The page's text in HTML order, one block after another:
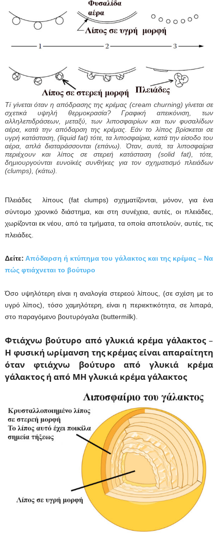
Τί γίνεται όταν η απόδρασης της κρέμας (cream churning) γίνεται σε
σχετικά υψηλή θερμοκρασία? Γραφική απεικόνιση, των
αλληλεπιδράσεων, μεταξύ, των λιποσφαιρίων και των φυσαλίδων
αέρα, κατά την απόδαρση της κρέμας. Εάν το λίπος βρίσκεται σε
υγρή κατάσταση, (liquid fat) τότε, τα λιποσφαίρια, κατά την είσοδο του
αέρα, απλά διαταράσσονται (επάνω). Όταν, αυτά, τα λιποσφαίρια
περιέχουν και λίπος σε στερεή κατάσταση (solid fat), τότε,
δημιουργούνται ευνοϊκές συνθήκες για τον σχηματισμό πλειάδων
(clumps), (κάτω).
Πλειάδες λίπους (fat clumps) σχηματίζονται, μόνον, για ένα
σύντομο χρονικό διάστημα, και στη συνέχεια, αυτές, οι πλειάδες,
χωρίζονται εκ νέου, από τα τμήματα, τα οποία αποτελούν, αυτές, τις
πλειάδες.
Δείτε:Απόδαρση ή κτύπημα του γάλακτος και της κρέμας – Να
πώς φτιάχνεται το βούτυρο
Όσο υψηλότερη είναι η αναλογία στερεού λίπους, (σε σχέση με το
υγρό λίπος), τόσο χαμηλότερη, είναι η περιεκτικότητα, σε λιπαρά,
στο παραγόμενο βουτυρόγαλα (buttermilk).
Φτιάχνω βούτυρο από γλυκιά κρέμα γάλακτος–
Η φυσική ωρίμανση της κρέμας είναι απαραίτητη
όταν φτιάχνω βούτυρο από γλυκιά κρέμα
γάλακτος ή από ΜΗ γλυκιά κρέμα γάλακτος